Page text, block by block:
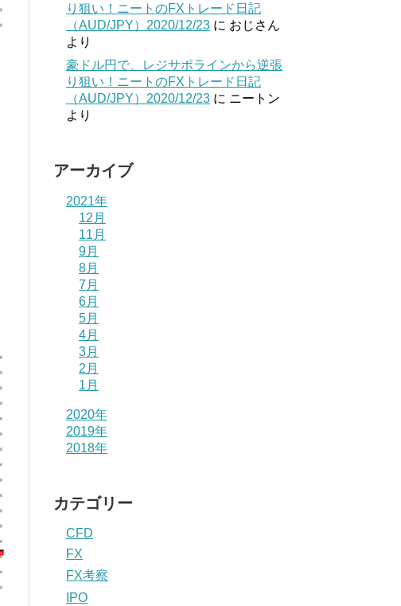
り狙い！ニートのFXトレード日記
（AUD/JPY）2020/12/23 に おじさん
より
豪ドル円で、レジサポラインから逆張
り狙い！ニートのFXトレード日記
（AUD/JPY）2020/12/23 に ニートン
より
アーカイブ
2021年
12月
11月
9月
8月
7月
6月
5月
4月
3月
2月
1月
2020年
2019年
2018年
カテゴリー
CFD
FX
FX考察
IPO